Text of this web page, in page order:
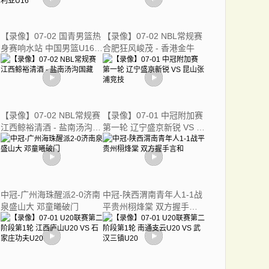
【录像】07-02 国青男篮热
身赛响水站 中国男篮U16 -
澳大利亚U16
【录像】07-02 NBL常规赛
合肥狂风峻茂 - 香港金牛
【录像】07-02 NBL常规赛
江西鲸裕清酒 - 盐南汤沟国
藏
【录像】07-01 中冠附加赛
第一轮 辽宁盛京新锐 VS 昆
山张浦竞技
中冠-广州海珠醒派2-0济南
泉盛山大 邓童曦破门
中冠-陕西渭南青年人1-1战
平贵州栩烽棠 双方握手言
和